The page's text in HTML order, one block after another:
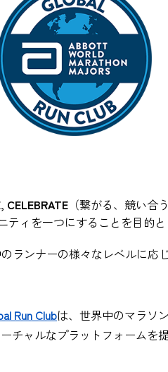
CELEBRATE （繋がる、競い
ティを一つにすることを目的と
ランナーの様々なレベルに応
Run Clubは、世界中のマラソ
チャルなプラットフォームを